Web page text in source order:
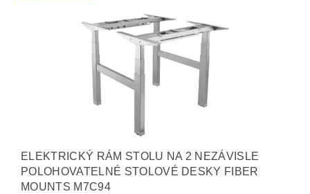
ELEKTRICKÝ RÁM STOLU NA 2 NEZÁVISLE
POLOHOVATELNÉ STOLOVÉ DESKY FIBER
MOUNTS M7C94